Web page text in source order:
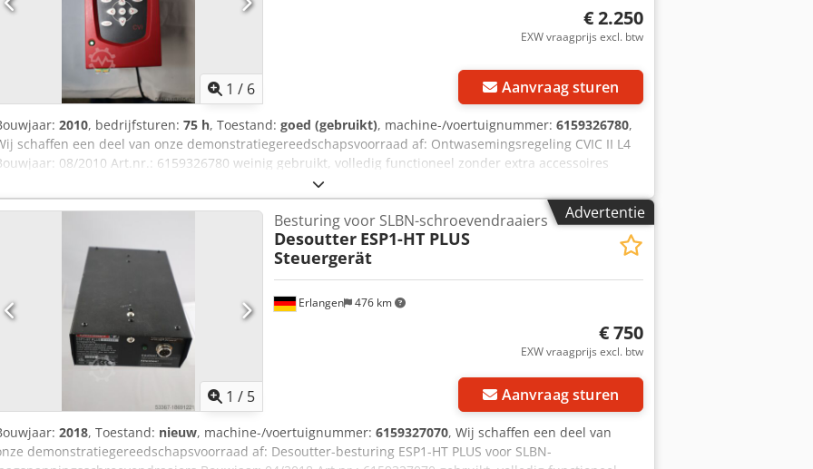
1 / 6
€ 2.250
EXW vraagprijs excl. btw
Aanvraag sturen
2010, bedrijfsturen: 75 h, Toestand: goed (gebruikt), machine-/voertuignummer: 6159326780,
schaffen een deel van onze demonstratiegereedschapsvoorraad af: Ontwasemingsregeling CVIC II L4
08/2010 Art.nr.: 6159326780 weinig gebruikt, volledig functioneel zonder extra accessoires
Geschikt voor de volgende Desoutter schroevendraaiers en schroefspindels: - ECA (7 tot 200 Nm) - ECD (7
120 Nm) - ECP (7 tot 40 Nm) - ECFS (7 tot 30 Nm) - ECP HT (30 tot 4000 Nm) Chjdpfx Ahjvxux Hj Aea - MC
(5 tot 135 Nm) Aantal schroefcycli opgeslagen in het besturingssysteem: 1 Aantal mogelijke fasen in de
schroefcyclus: 15 IO-totalisator (999 IO-resultaten) Resultaatgeheugen afhankelijk van configuratie 5000
tot 20000 I/O-interfaces: 24 Volt ingangen en uitgangen: 8/8 Seriële RS232-interface Ethernet-interface
Advertentie
1 / 5
Erlangen 476 km
Besturing voor SLBN-schroevendraaiers
Desoutter ESP1-HT PLUS
Steuergerät
€ 750
EXW vraagprijs excl. btw
Aanvraag sturen
2018, Toestand: nieuw, machine-/voertuignummer: 6159327070, Wij schaffen een deel van
demonstratiegereedschapsvoorraad af: Desoutter-besturing ESP1-HT PLUS voor SLBN-